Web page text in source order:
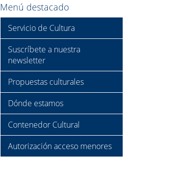
Menú destacado
Servicio de Cultura
Suscríbete a nuestra
newsletter
Propuestas culturales
Dónde estamos
Contenedor Cultural
Autorización acceso menores